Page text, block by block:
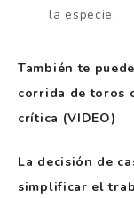
la especie.
También te
corrida de toros
crítica (VIDEO)
La decisión de
simplificar el